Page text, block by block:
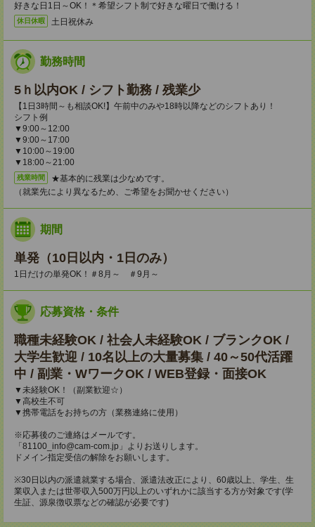
好きな日1日～OK！＊希望シフト制で好きな曜日で働ける！
休日休暇 土日祝休み
勤務時間
5ｈ以内OK / シフト勤務 / 残業少
【1日3時間～も相談OK!】午前中のみや18時以降などのシフトあり！
シフト例
▼9:00～12:00
▼9:00～17:00
▼10:00～19:00
▼18:00～21:00
残業時間
★基本的に残業は少なめです。
（就業先により異なるため、ご希望をお聞かせください）
期間
単発（10日以内・1日のみ）
1日だけの単発OK！＃8月～ ＃9月～
応募資格・条件
職種未経験OK / 社会人未経験OK / ブランクOK /
大学生歓迎 / 10名以上の大量募集 / 40～50代活躍
中 / 副業・WワークOK / WEB登録・面接OK
▼未経験OK！（副業歓迎☆）
▼高校生不可
▼携帯電話をお持ちの方（業務連絡に使用）
※応募後のご連絡はメールです。
「81100_info@cam-com.jp」よりお送りします。
ドメイン指定受信の解除をお願いします。
※30日以内の派遣就業する場合、派遣法改正により、60歳以上、学生、生
業収入または世帯収入500万円以上のいずれかに該当する方が対象です(学
生証、源泉徴収票などの確認が必要です)